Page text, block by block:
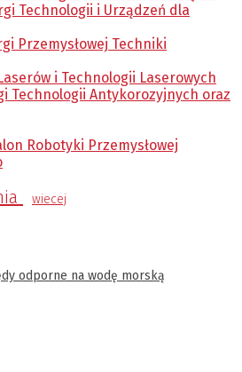
wiecej
odporne na wodę morską